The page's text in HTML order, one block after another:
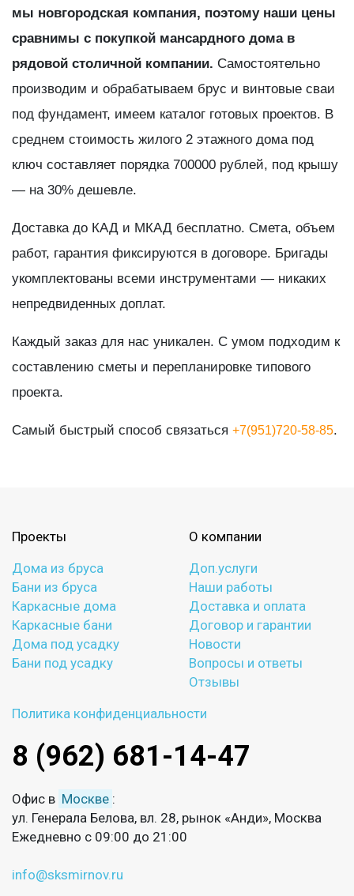
мы новгородская компания, поэтому наши цены
сравнимы с покупкой мансардного дома в
рядовой столичной компании. Самостоятельно
производим и обрабатываем брус и винтовые сваи
под фундамент, имеем каталог готовых проектов. В
среднем стоимость жилого 2 этажного дома под
ключ составляет порядка 700000 рублей, под крышу
— на 30% дешевле.
Доставка до КАД и МКАД бесплатно. Смета, объем
работ, гарантия фиксируются в договоре. Бригады
укомплектованы всеми инструментами — никаких
непредвиденных доплат.
Каждый заказ для нас уникален. С умом подходим к
составлению сметы и перепланировке типового
проекта.
Самый быстрый способ связаться +7(951)720-58-85.
Проекты
Дома из бруса
Бани из бруса
Каркасные дома
Каркасные бани
Дома под усадку
Бани под усадку
О компании
Доп.услуги
Наши работы
Доставка и оплата
Договор и гарантии
Новости
Вопросы и ответы
Отзывы
Политика конфиденциальности
8 (962) 681-14-47
Офис в Москве :
ул. Генерала Белова, вл. 28, рынок «Анди», Москва
Ежедневно с 09:00 до 21:00
info@sksmirnov.ru